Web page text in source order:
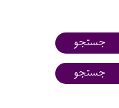
جستجو
جستجو